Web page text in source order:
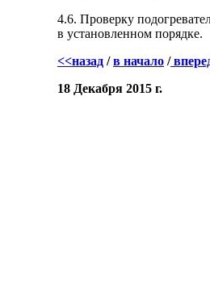
4.6. Проверку
в установленном порядке.
<<назад /в начало /
18 Декабря 2015 г.